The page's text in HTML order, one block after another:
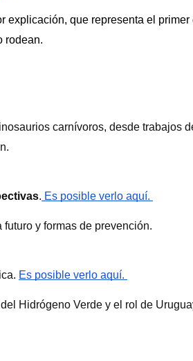
explicación, que representa el primer
rodean.
carnívoros, desde trabajos
. Es posible verlo aquí.
y formas de prevención.
Es posible verlo aquí.
Hidrógeno Verde y el rol de